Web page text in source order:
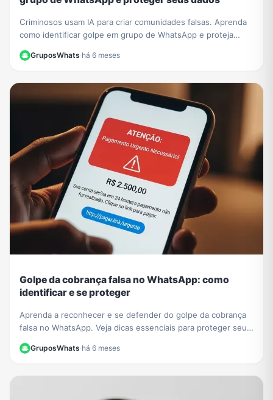
Criminosos usam IA para criar comunidades falsas. Aprenda
como identificar golpe em grupo de WhatsApp e proteja
GruposWhats·há 6 meses
Golpe da cobrança falsa no WhatsApp: como
identificar e se proteger
Aprenda a reconhecer e se defender do golpe da cobrança
falsa no WhatsApp. Veja dicas essenciais para proteger seus
GruposWhats·há 6 meses